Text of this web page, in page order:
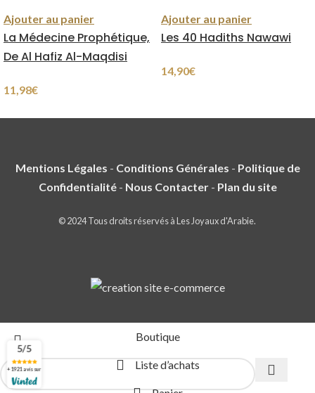
Ajouter au panier
La Médecine Prophétique,
De Al Hafiz Al-Maqdisi
11,98€
Ajouter au panier
Les 40 Hadiths Nawawi
14,90€
Mentions Légales - Conditions Générales - Politique de
Confidentialité- Nous Contacter- Plan du site
© 2024 Tous droits réservés à Les Joyaux d'Arabie.
Boutique
Liste d’achats
5/5
+ 1921 avis sur